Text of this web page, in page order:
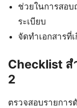
ช่วยในการสอ
ระเบียบ
จัดทำเอกสารที่
Checklist ส
2
ตรวจสอบรายการ